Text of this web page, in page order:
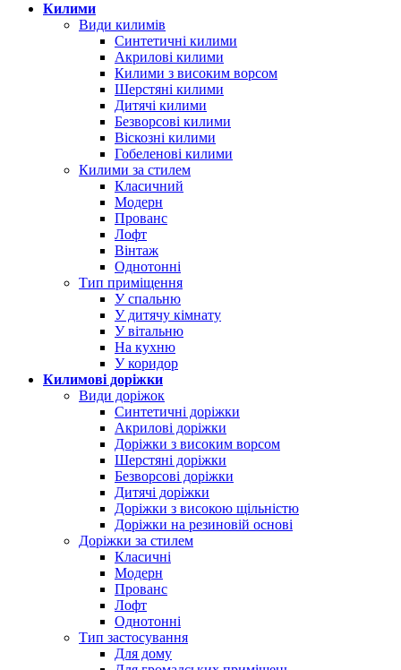
Килими
Види килимів
Синтетичні килими
Акрилові килими
Килими з високим ворсом
Шерстяні килими
Дитячі килими
Безворсові килими
Віскозні килими
Гобеленові килими
Килими за стилем
Класичний
Модерн
Прованс
Лофт
Вінтаж
Однотонні
Тип приміщення
У спальню
У дитячу кімнату
У вітальню
На кухню
У коридор
Килимові доріжки
Види доріжок
Синтетичні доріжки
Акрилові доріжки
Доріжки з високим ворсом
Шерстяні доріжки
Безворсові доріжки
Дитячі доріжки
Доріжки з високою щільністю
Доріжки на резиновій основі
Доріжки за стилем
Класичні
Модерн
Прованс
Лофт
Однотонні
Тип застосування
Для дому